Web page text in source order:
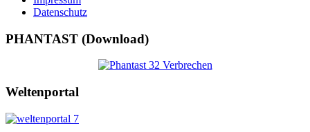
Datenschutz
PHANTAST (Download)
Weltenportal